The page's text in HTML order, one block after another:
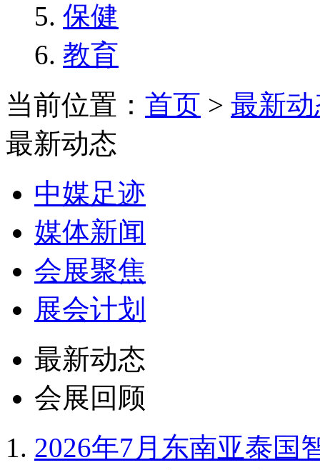
保健
教育
当前位置： 首页 > 最新
最新动态
中媒足迹
媒体新闻
会展聚焦
展会计划
最新动态
会展回顾
2026年7月东南亚泰国